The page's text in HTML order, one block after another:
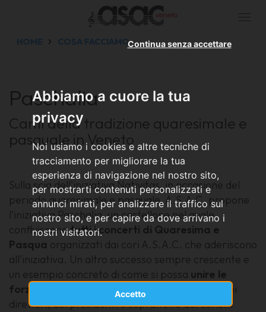
Abbiamo a cuore la tua
privacy
Noi usiamo i cookies e altre tecniche di
tracciamento per migliorare la tua
esperienza di navigazione nel nostro sito,
per mostrarti contenuti personalizzati e
annunci mirati, per analizzare il traffico sul
nostro sito, e per capire da dove arrivano i
nostri visitatori.
Accetto
Continua senza accettare
HOME COSA FACCIAMO
Paschalia
Canti della tradizione quaresimale e
pasquale in Veneto
Sulla scia dell'iniziativa Nativitas, in occasione del
periodo quaresimale e pasquale, A.S.A.C. propone
l’iniziativa Paschalia, un cartellone nel quale
confluisconotutti i concerti di Quaresima e
Pasqua organizzati dai cori A.S.A.C. che aderiscono
all'iniziativa. Un altro successo sempre crescente e
un esempio concreto di come si possa unire le
forze
, grazie alla sinergia degli organizzatori dei
direttori, dei presidenti e soprattutto dei coristi.